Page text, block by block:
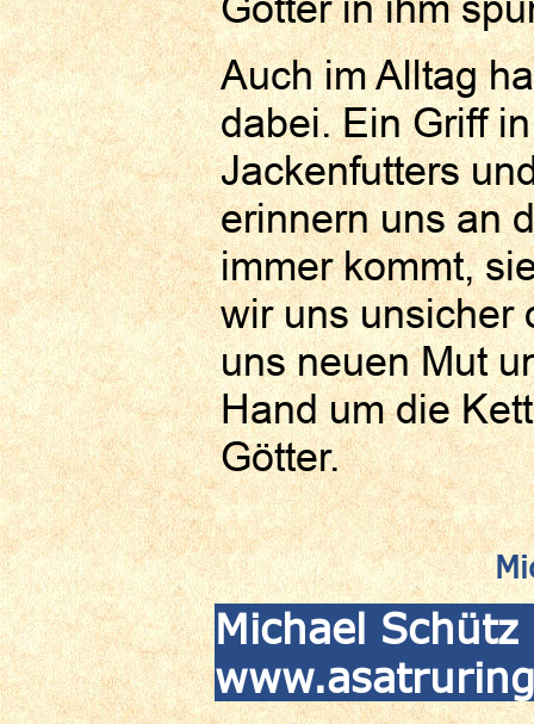
Auch im Alltag
dabei. Ein Griff
Jackenfutters
erinnern uns an
immer kommt,
wir uns unsicher
uns neuen Mut
Hand um die
Götter.
Michael